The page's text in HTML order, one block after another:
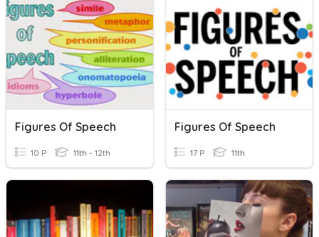
Figures Of Speech
10 P 11th - 12th
Figures Of Speech
17 P 11th